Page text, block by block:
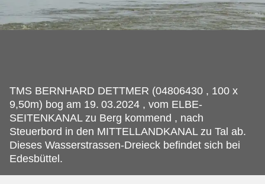
TMS BERNHARD DETTMER (04806430 , 100 x
9,50m) bog am 19. 03.2024 , vom ELBE-
SEITENKANAL zu Berg kommend , nach
Steuerbord in den MITTELLANDKANAL zu Tal ab.
Dieses Wasserstrassen-Dreieck befindet sich bei
Edesbüttel.